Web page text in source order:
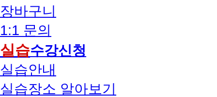
장바구니
1:1 문의
실습수강신청
실습안내
실습장소 알아보기